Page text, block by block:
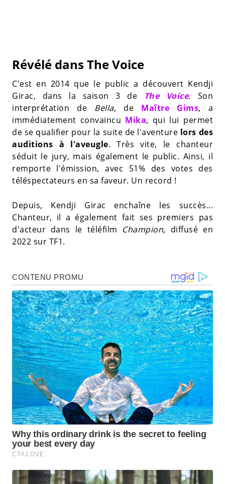
Révélé dans The Voice
C'est en 2014 que le public a découvert Kendji
Girac, dans la saison 3 de The Voice. Son
interprétation de Bella, de Maître Gims, a
immédiatement convaincu Mika, qui lui permet
de se qualifier pour la suite de l'aventure lors des
auditions à l'aveugle. Très vite, le chanteur
séduit le jury, mais également le public. Ainsi, il
remporte l'émission, avec 51% des votes des
téléspectateurs en sa faveur. Un record !
Depuis, Kendji Girac enchaîne les succès...
Chanteur, il a également fait ses premiers pas
d'acteur dans le téléfilm Champion, diffusé en
2022 sur TF1.